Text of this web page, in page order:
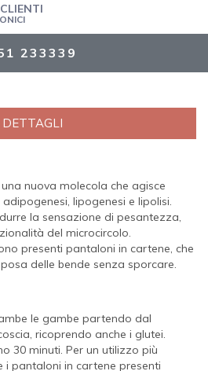
233339
DETTAGLI
nuova molecola che agisce
lipogenesi e lipolisi.
la sensazione di pesantezza,
del microcircolo.
presenti pantaloni in cartene, che
delle bende senza sporcare.
le gambe partendo dal
ricoprendo anche i glutei.
30 minuti. Per un utilizzo più
i pantaloni in cartene presenti